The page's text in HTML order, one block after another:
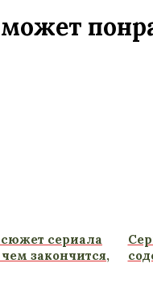
сериала
закончится,